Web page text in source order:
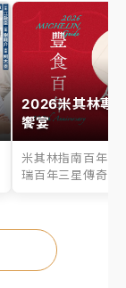
2026米其林專
饗宴
米其林指南百年之
瑞百年三星傳奇、